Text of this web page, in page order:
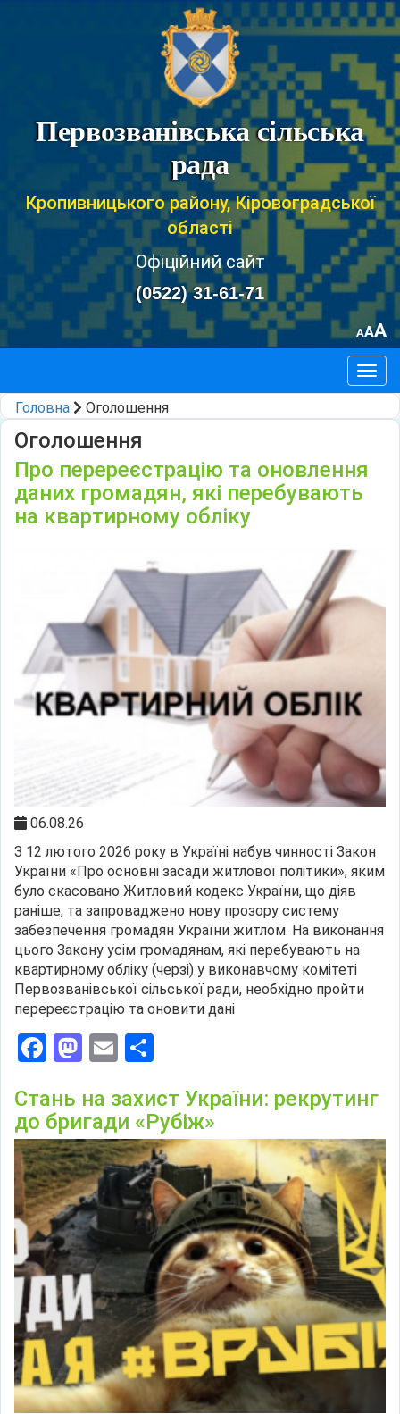
Первозванівська сільська
рада
Кропивницького району, Кіровоградської
області
Офіційний сайт
(0522) 31-61-71
AAA
Головна
Оголошення
Оголошення
Про перереєстрацію та оновлення
даних громадян, які перебувають
на квартирному обліку
06.08.26
З 12 лютого 2026 року в Україні набув чинності Закон
України «Про основні засади житлової політики», яким
було скасовано Житловий кодекс України, що діяв
раніше, та запроваджено нову прозору систему
забезпечення громадян України житлом. На виконання
цього Закону усім громадянам, які перебувають на
квартирному обліку (черзі) у виконавчому комітеті
Первозванівської сільської ради, необхідно пройти
перереєстрацію та оновити дані
Facebook
Mastodon
Email
Стань на захист України: рекрутинг
до бригади «Рубіж»